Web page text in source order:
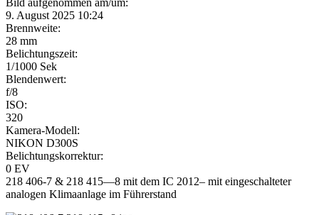
Bild aufgenommen am/um:
9. August 2025 10:24
Brennweite:
28 mm
Belichtungszeit:
1/1000 Sek
Blendenwert:
f/8
ISO:
320
Kamera-Modell:
NIKON D300S
Belichtungskorrektur:
0 EV
218 406-7 & 218 415—8 mit dem IC 2012– mit eingeschalteter
analogen Klimaanlage im Führerstand